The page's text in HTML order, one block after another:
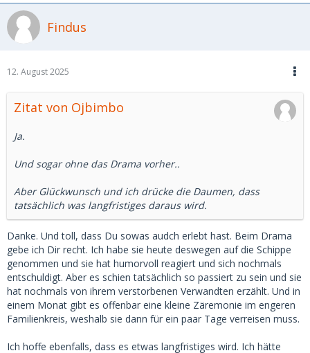
Findus
12. August 2025
Zitat von Ojbimbo
Ja.
Und sogar ohne das Drama vorher..
Aber Glückwunsch und ich drücke die Daumen, dass
tatsächlich was langfristiges daraus wird.
Danke. Und toll, dass Du sowas audch erlebt hast. Beim Drama
gebe ich Dir recht. Ich habe sie heute deswegen auf die Schippe
genommen und sie hat humorvoll reagiert und sich nochmals
entschuldigt. Aber es schien tatsächlich so passiert zu sein und sie
hat nochmals von ihrem verstorbenen Verwandten erzählt. Und in
einem Monat gibt es offenbar eine kleine Zäremonie im engeren
Familienkreis, weshalb sie dann für ein paar Tage verreisen muss.
Ich hoffe ebenfalls, dass es etwas langfristiges wird. Ich hätte